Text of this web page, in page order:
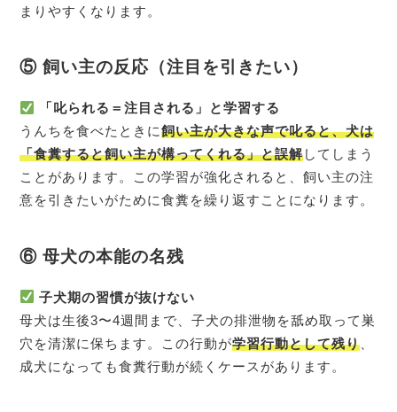
まりやすくなります。
⑤ 飼い主の反応（注目を引きたい）
「叱られる＝注目される」と学習する
うんちを食べたときに飼い主が大きな声で叱ると、犬は
「食糞すると飼い主が構ってくれる」と誤解してしまう
ことがあります。この学習が強化されると、飼い主の注
意を引きたいがために食糞を繰り返すことになります。
⑥ 母犬の本能の名残
子犬期の習慣が抜けない
母犬は生後3〜4週間まで、子犬の排泄物を舐め取って巣
穴を清潔に保ちます。この行動が学習行動として残り
成犬になっても食糞行動が続くケースがあります。